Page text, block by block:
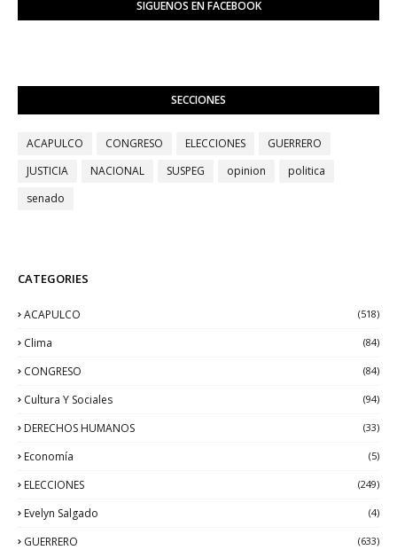
SIGUENOS EN FACEBOOK
SECCIONES
ACAPULCO CONGRESO ELECCIONES
GUERRERO
JUSTICIA
NACIONAL SUSPEG opinion
politica
senado
CATEGORIES
ACAPULCO (518)
Clima (84)
CONGRESO (84)
Cultura Y Sociales (94)
DERECHOS HUMANOS (33)
Economía (5)
ELECCIONES (249)
Evelyn Salgado (4)
GUERRERO (633)